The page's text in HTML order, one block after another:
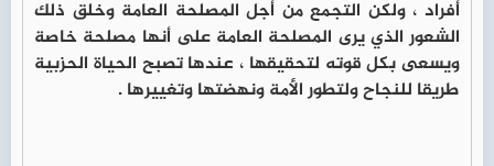
أفراد ، ولكن التجمع من أجل المصلحة العامة وخلق ذلك
الشعور الذي يرى المصلحة العامة على أنها مصلحة خاصة
ويسعى بكل قوته لتحقيقها ، عندها تصبح الحياة الحزبية
طريقا للنجاح ولتطور الأمة ونهضتها وتغييرها .